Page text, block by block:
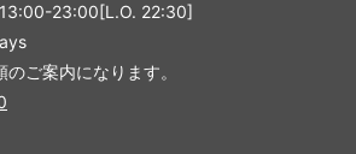
23:00[L .O. 22:30]
のご案内になります。